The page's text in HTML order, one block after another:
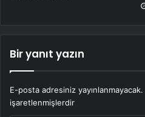
Bir yanıt yazın
E-posta adresiniz yayınlanmayacak.
işaretlenmişlerdir